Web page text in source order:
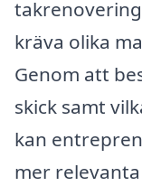
kräva olika
Genom att
skick samt
kan
mer